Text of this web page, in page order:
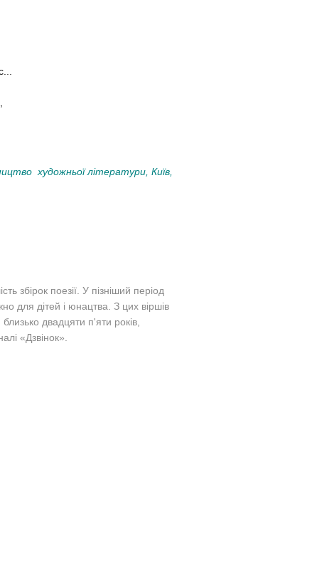
художньої літератури, Київ,
збірок поезії. У пізніший період
для дітей і юнацтва. З цих віршів
близько двадцяти п'яти років,
«Дзвінок».